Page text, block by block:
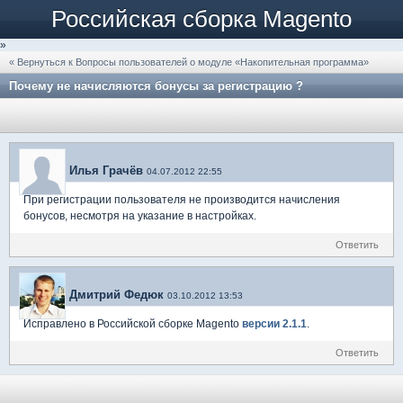
Российская сборка Magento
»
« Вернуться к Вопросы пользователей о модуле «Накопительная программа»
Почему не начисляются бонусы за регистрацию ?
Илья Грачёв 04.07.2012 22:55
При регистрации пользователя не производится начисления
бонусов, несмотря на указание в настройках.
Ответить
Дмитрий Федюк 03.10.2012 13:53
Исправлено в Российской сборке Magento версии 2.1.1.
Ответить